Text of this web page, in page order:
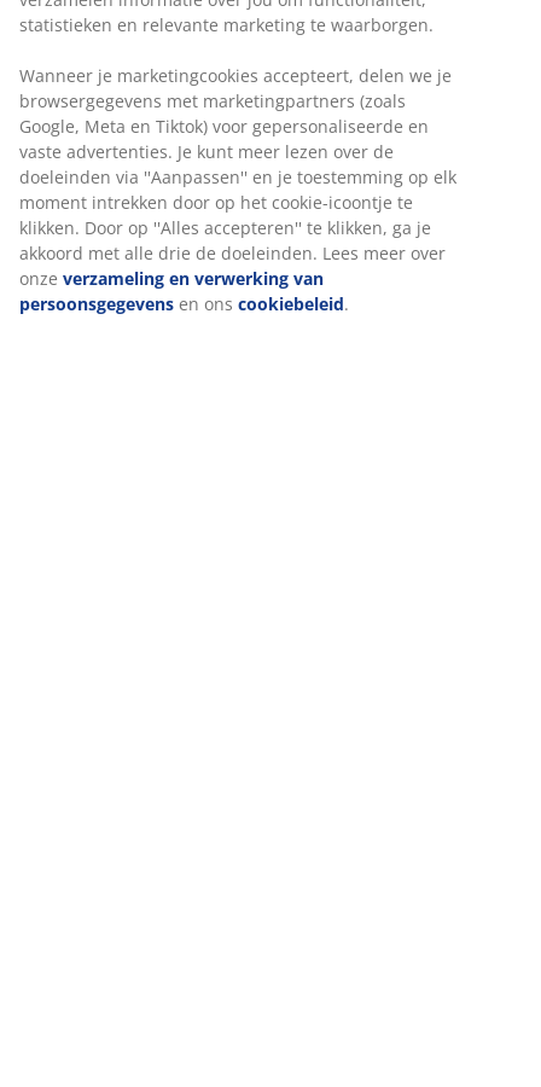
Prijsgarantie
30 dagen prijsgarantie op alle artikelen
Flexibele bezorgopties
Snelle en gemakkelijke bezorgopties naar keuze
Plantenbak van zwart polyrotan met een modern
geweven design. Het hoge model is ideaal voor
terrassen en balkons. Het vorstbestendige materiaal
maakt hem geschikt voor buitengebruik het hele jaar
door. Er kan eenvoudig een afvoergat worden gemaakt.